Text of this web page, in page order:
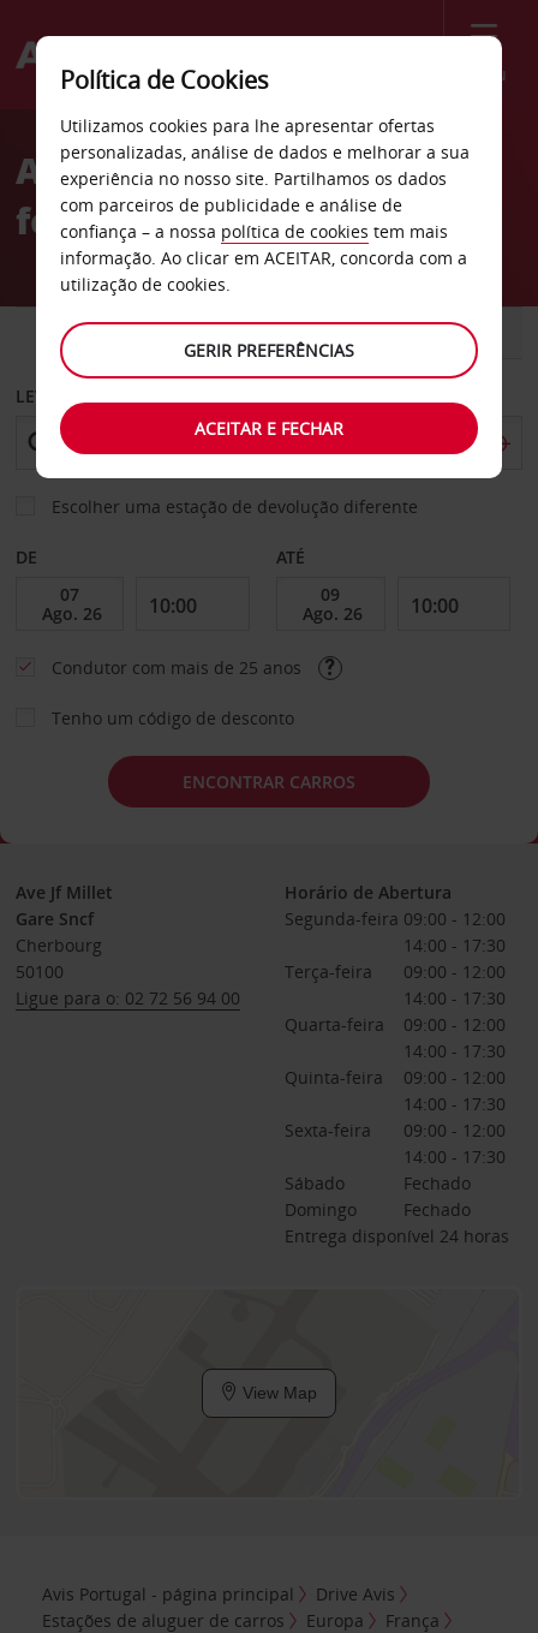
Menu
Welcome
AvisAluguer de carros Estação
ferroviária de Cherbourg
CARRO COMERCIAIS
LEVANTAR EM
Escolher uma estação de devolução diferente
DE ATÉ
Condutor com mais de 25 anos
Tenho um código de desconto
ENCONTRAR CARROS
Ave Jf Millet
Gare Sncf
Cherbourg
50100
Ligue para o: 02 72 56 94 00
Horário de Abertura
Segunda-feira 09:00 - 12:00
14:00 - 17:30
Terça-feira
09:00 - 12:00
14:00 - 17:30
Quarta-feira
09:00 - 12:00
14:00 - 17:30
Quinta-feira
09:00 - 12:00
14:00 - 17:30
Sexta-feira
09:00 - 12:00
14:00 - 17:30
Sábado
Fechado
Domingo
Fechado
Entrega disponível 24 horas
View Map
Avis Portugal - página principal
Drive Avis
Estações de aluguer de carros
Europa
França
Política de Cookies
Utilizamos cookies para lhe apresentar ofertas
personalizadas, análise de dados e melhorar a sua
experiência no nosso site. Partilhamos os dados
com parceiros de publicidade e análise de
confiança – a nossa política de cookies tem mais
informação. Ao clicar em ACEITAR, concorda com a
utilização de cookies.
GERIR PREFERÊNCIAS
ACEITAR E FECHAR